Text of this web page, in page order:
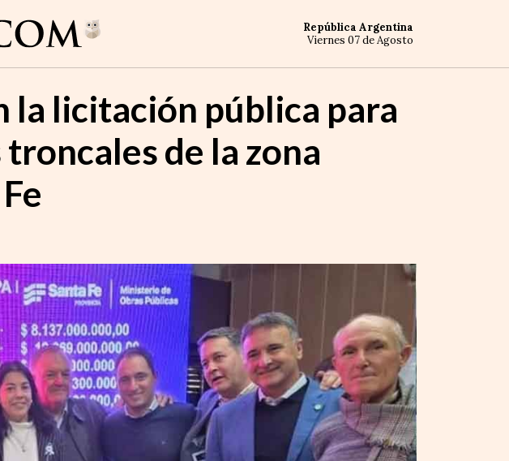
República Argentina
Viernes 07 de Agosto
la licitación pública para
de la zona